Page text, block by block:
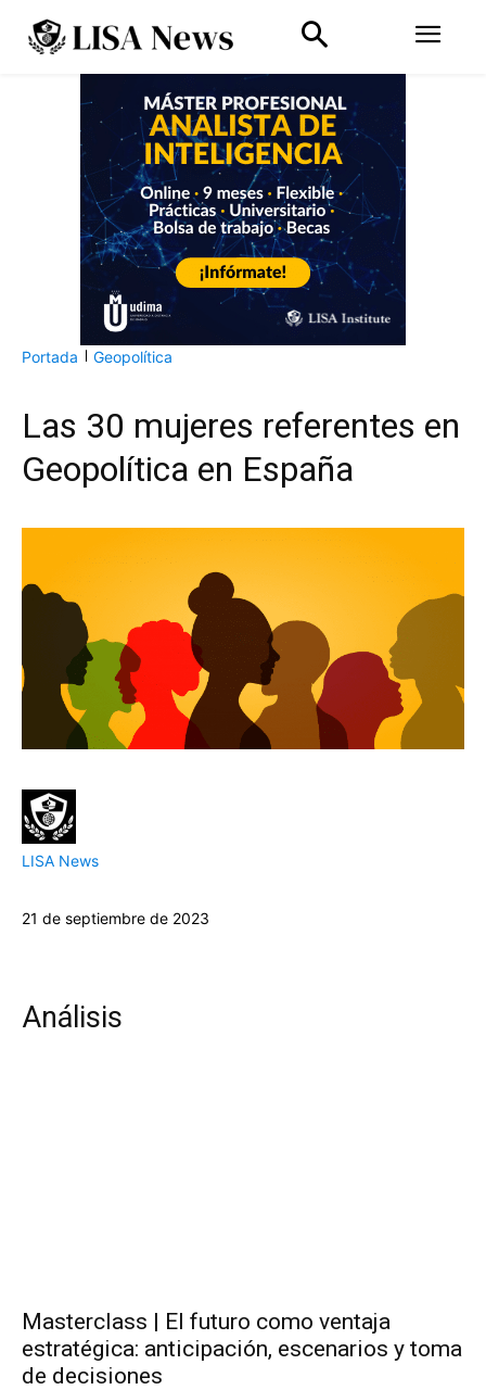
Portada Geopolítica
Las 30 mujeres referentes en
Geopolítica en España
LISA News
21 de septiembre de 2023
Análisis
Masterclass | El futuro como ventaja
estratégica: anticipación, escenarios y toma
de decisiones